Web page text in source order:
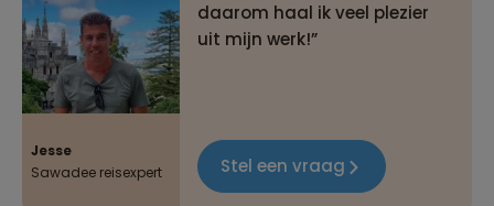
Jesse
Sawadee reisexpert
daarom haal ik veel plezier
uit mijn werk!
Stel een vraag